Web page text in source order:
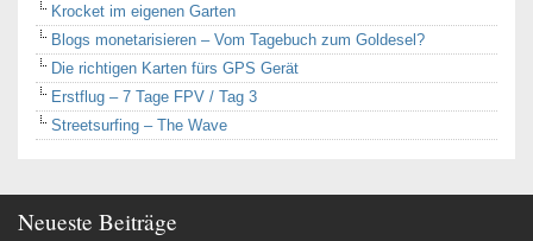
Krocket im eigenen Garten
Blogs monetarisieren – Vom Tagebuch zum Goldesel?
Die richtigen Karten fürs GPS Gerät
Erstflug – 7 Tage FPV / Tag 3
Streetsurfing – The Wave
Neueste Beiträge